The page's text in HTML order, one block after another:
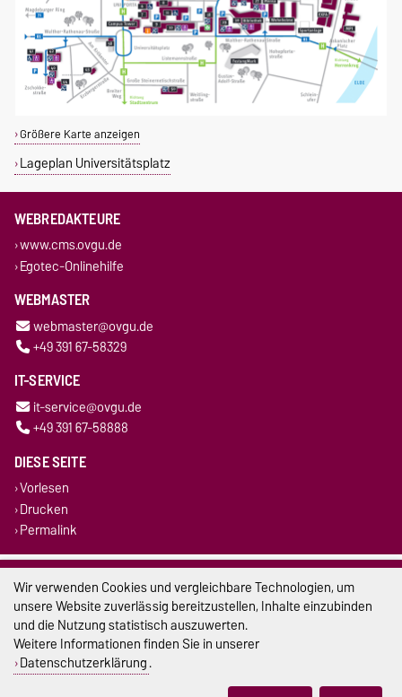
Größere Karte anzeigen
Lageplan Universitätsplatz
WEBREDAKTEURE
www.cms.ovgu.de
Egotec-Onlinehilfe
WEBMASTER
webmaster@ovgu.de
+49 391 67-58329
IT-SERVICE
it-service@ovgu.de
+49 391 67-58888
DIESE SEITE
Vorlesen
Drucken
Permalink
Impressum
Datenschutz
Barrierefreiheit
Cookie-Einstellungen
Wir verwenden Cookies und vergleichbare Technologien, um
unsere Website zuverlässig bereitzustellen, Inhalte einzubinden
und die Nutzung statistisch auszuwerten.
Weitere Informationen finden Sie in unserer
Datenschutzerklärung.